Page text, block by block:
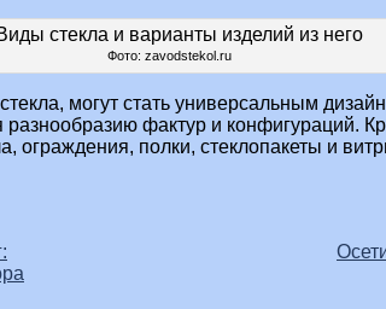
Фото: zavodstekol.ru
могут стать универсальным
фактур и конфигураций.
ограждения, полки, стеклопакеты и